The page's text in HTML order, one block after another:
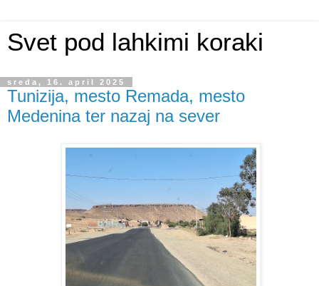
Svet pod lahkimi koraki
sreda, 16. april 2025
Tunizija, mesto Remada, mesto
Medenina ter nazaj na sever